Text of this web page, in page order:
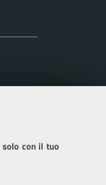
solo con il tuo